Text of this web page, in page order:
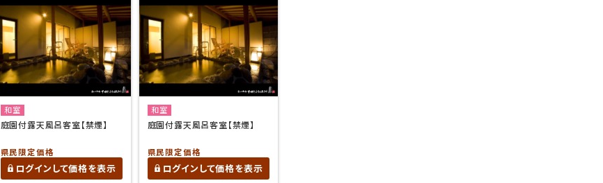
和室
庭園付露天風呂客室【禁煙】
県民限定価格
ログインして価格を表示
和室
庭園付露天風呂客室【禁煙】
県民限定価格
ログインして価格を表示